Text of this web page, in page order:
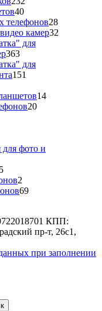
4040
товаров
телефонов2828
товаров
камер32
для
363363
товара
для
151
1414
2020
фото и
55
товаров
2
товара
6969
КПП:
пр-т, 26с1,
при заполнении